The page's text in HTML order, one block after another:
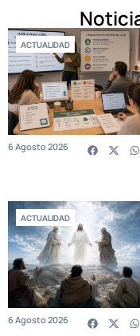
ACTUALIDAD
6 Agosto 2026
ACTUALIDAD
6 Agosto 2026